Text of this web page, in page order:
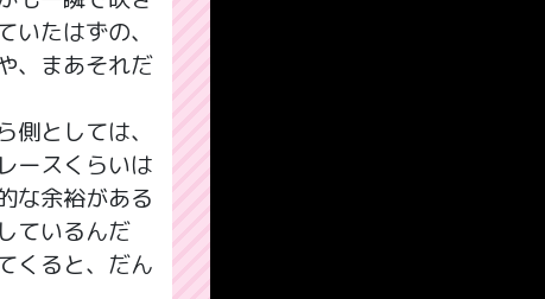
たはずの、
、まあそれだ
としては、
ースくらいは
な余裕がある
ているんだ
くると、だん